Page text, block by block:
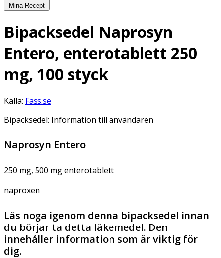
Mina Recept
Bipacksedel Naprosyn
Entero, enterotablett 250
mg, 100 styck
Källa: Fass.se
Bipacksedel: Information till användaren
Naprosyn Entero
250 mg, 500 mg enterotablett
naproxen
Läs noga igenom denna bipacksedel innan
du börjar ta detta läkemedel. Den
innehåller information som är viktig för
dig.